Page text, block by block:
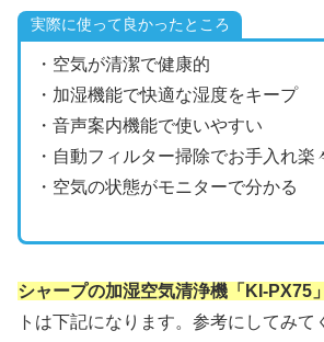
実際に使って良かったところ
・空気が清潔で健康的
・加湿機能で快適な湿度をキープ
・音声案内機能で使いやすい
・自動フィルター掃除でお手入れ楽
・空気の状態がモニターで分かる
シャープの加湿空気清浄機「KI-PX75」
トは下記になります。参考にしてみて